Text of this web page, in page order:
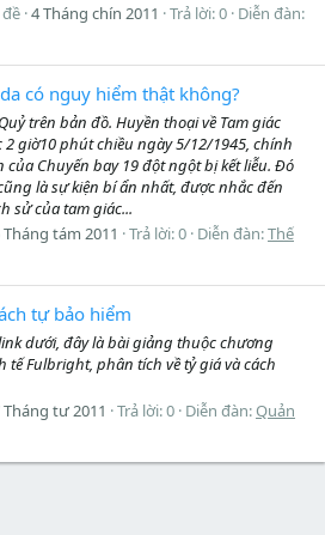
4 Tháng chín 2011 Trả lời: 0 Diễn đàn:
có nguy hiểm thật không?
trên bản đồ. Huyền thoại về Tam giác
2 giờ10 phút chiều ngày 5/12/1945, chính
của Chuyến bay 19 đột ngột bị kết liễu. Đó
là sự kiện bí ẩn nhất, được nhắc đến
sử của tam giác...
Tháng tám 2011 Trả lời: 0 Diễn đàn:Thế
tự bảo hiểm
dưới, đây là bài giảng thuộc chương
tế Fulbright, phân tích về tỷ giá và cách
Tháng tư 2011 Trả lời: 0 Diễn đàn:Quản